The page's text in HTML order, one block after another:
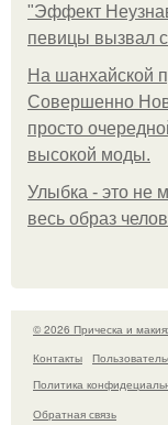
"Эффект
певицы вызвал
На шанхайской
Совершенно
просто
высокой моды.
Улыбка - это не
весь образ
© 2026 Прическа и
Контакты
Политика
Обратная связь